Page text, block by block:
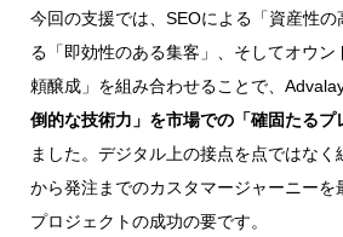
今回の支援では、SEOによる「資産性の
る「即効性のある集客」、そしてオウ
頼醸成」を組み合わせることで、
倒的な技術力」を市場での「確固たるプ
ました。デジタル上の接点を点ではな
から発注までのカスタマージャーニーを
プロジェクトの成功の要です。